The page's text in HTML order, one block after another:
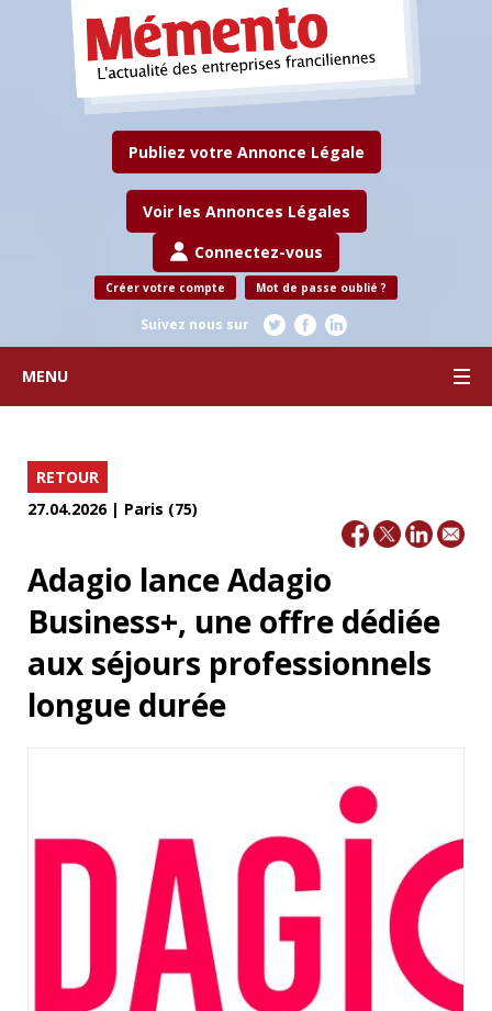
Publiez votre Annonce Légale
Voir les Annonces Légales
Connectez-vous
Créer votre compte Mot de passe oublié ?
Suivez nous sur
MENU
RETOUR
27.04.2026 | Paris (75)
Adagio lance Adagio
Business+, une offre dédiée
aux séjours professionnels
longue durée